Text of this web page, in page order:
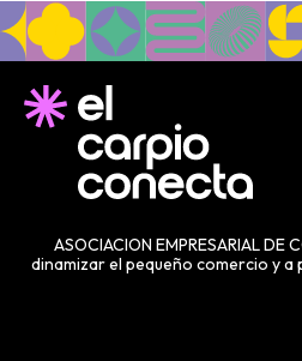
ASOCIACION EMPRESARIAL
dinamizar el pequeño comercio y